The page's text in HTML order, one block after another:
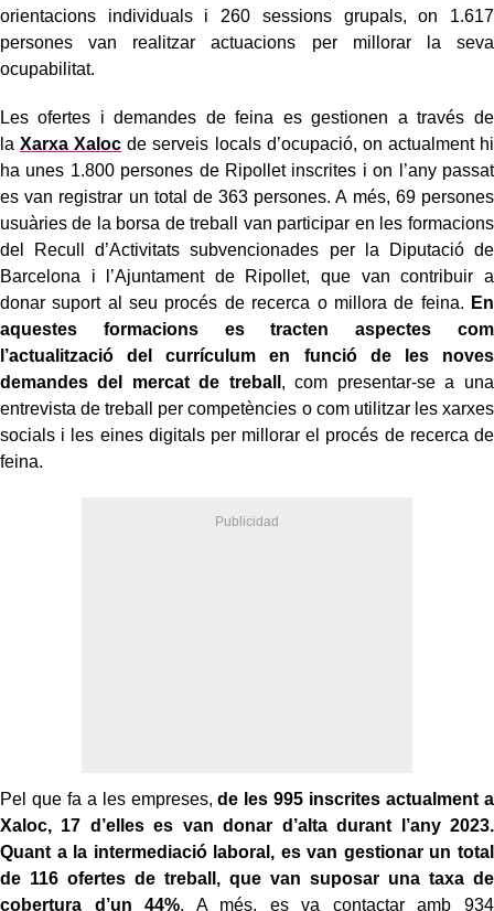
orientacions individuals i 260 sessions grupals, on 1.617
persones van realitzar actuacions per millorar la seva
ocupabilitat.
Les ofertes i demandes de feina es gestionen a través de
laXarxa Xaloc de serveis locals d’ocupació, on actualment hi
ha unes 1.800 persones de Ripollet inscrites i on l’any passat
es van registrar un total de 363 persones. A més, 69 persones
usuàries de la borsa de treball van participar en les formacions
del Recull d’Activitats subvencionades per la Diputació de
Barcelona i l’Ajuntament de Ripollet, que van contribuir a
donar suport al seu procés de recerca o millora de feina. En
aquestes formacions es tracten aspectes com
l’actualització del currículum en funció de les noves
demandes del mercat de treball , com presentar-se a una
entrevista de treball per competències o com utilitzar les xarxes
socials i les eines digitals per millorar el procés de recerca de
feina.
Pel que fa a les empreses, de les 995 inscrites actualment a
Xaloc, 17 d’elles es van donar d’alta durant l’any 2023.
Quant a la intermediació laboral, es van gestionar un total
de 116 ofertes de treball, que van suposar una taxa de
cobertura d’un 44%. A més, es va contactar amb 934